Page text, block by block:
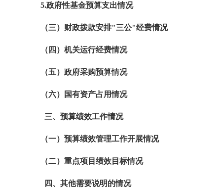
5.政府性基金预算支出情况
（三）财政拨款安排"三公"经费情况
（四）机关运行经费情况
（五）政府采购预算情况
（六）国有资产占用情况
三、预算绩效工作情况
（一）预算绩效管理工作开展情况
（二）重点项目绩效目标情况
四、其他需要说明的情况